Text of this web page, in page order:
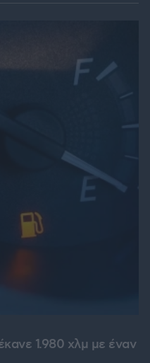
1.980 χλμ με έναν